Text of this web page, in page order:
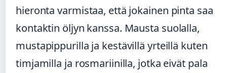
hieronta varmistaa, että jokainen pinta saa
kontaktin öljyn kanssa. Mausta suolalla,
mustapippurilla ja kestävillä yrteillä kuten
timjamilla ja rosmariinilla, jotka eivät pala